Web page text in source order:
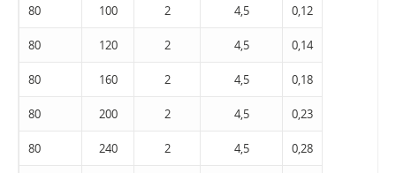
80 100 2 4,5 0,12
80 120 2 4,5 0,14
80 160 2 4,5 0,18
80 200 2 4,5 0,23
80 240 2 4,5 0,28